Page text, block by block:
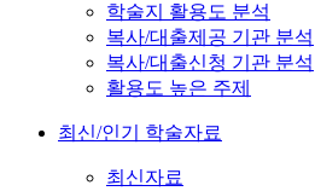
학술지 활용도 분석
복사/대출제공 기관 분석
복사/대출신청 기관 분석
활용도 높은 주제
최신/인기 학술자료
최신자료